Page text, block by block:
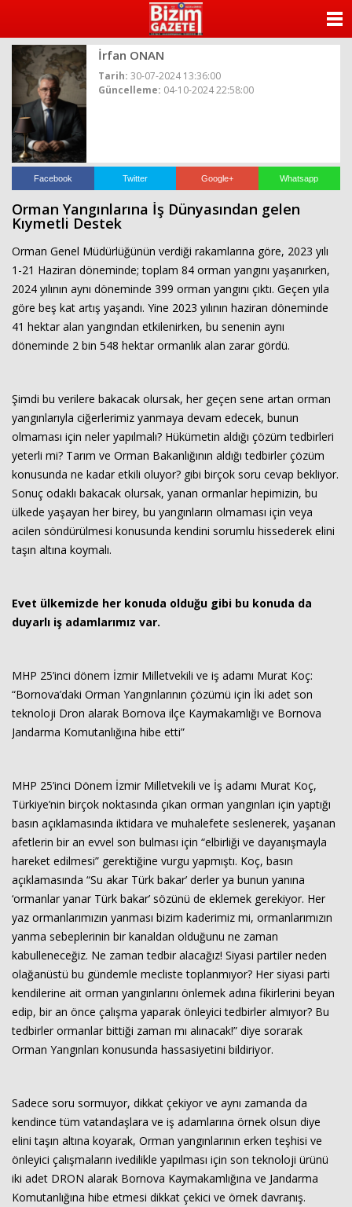
İrfan ONAN
Tarih: 30-07-2024 13:36:00
Güncelleme: 04-10-2024 22:58:00
Facebook Twitter Google+ Whatsapp
Orman Yangınlarına İş Dünyasından gelen
Kıymetli Destek
Orman Genel Müdürlüğünün verdiği rakamlarına göre, 2023 yılı
1-21 Haziran döneminde; toplam 84 orman yangını yaşanırken,
2024 yılının aynı döneminde 399 orman yangını çıktı. Geçen yıla
göre beş kat artış yaşandı. Yine 2023 yılının haziran döneminde
41 hektar alan yangından etkilenirken, bu senenin aynı
döneminde 2 bin 548 hektar ormanlık alan zarar gördü.
Şimdi bu verilere bakacak olursak, her geçen sene artan orman
yangınlarıyla ciğerlerimiz yanmaya devam edecek, bunun
olmaması için neler yapılmalı? Hükümetin aldığı çözüm tedbirleri
yeterli mi? Tarım ve Orman Bakanlığının aldığı tedbirler çözüm
konusunda ne kadar etkili oluyor? gibi birçok soru cevap bekliyor.
Sonuç odaklı bakacak olursak, yanan ormanlar hepimizin, bu
ülkede yaşayan her birey, bu yangınların olmaması için veya
acilen söndürülmesi konusunda kendini sorumlu hissederek elini
taşın altına koymalı.
Evet ülkemizde her konuda olduğu gibi bu konuda da
duyarlı iş adamlarımız var.
MHP 25’inci dönem İzmir Milletvekili ve iş adamı Murat Koç:
“Bornova’daki Orman Yangınlarının çözümü için İki adet son
teknoloji Dron alarak Bornova ilçe Kaymakamlığı ve Bornova
Jandarma Komutanlığına hibe etti”
MHP 25’inci Dönem İzmir Milletvekili ve İş adamı Murat Koç,
Türkiye’nin birçok noktasında çıkan orman yangınları için yaptığı
basın açıklamasında iktidara ve muhalefete seslenerek, yaşanan
afetlerin bir an evvel son bulması için “elbirliği ve dayanışmayla
hareket edilmesi” gerektiğine vurgu yapmıştı. Koç, basın
açıklamasında “Su akar Türk bakar’ derler ya bunun yanına
‘ormanlar yanar Türk bakar’ sözünü de eklemek gerekiyor. Her
yaz ormanlarımızın yanması bizim kaderimiz mi, ormanlarımızın
yanma sebeplerinin bir kanaldan olduğunu ne zaman
kabulleneceğiz. Ne zaman tedbir alacağız! Siyasi partiler neden
olağanüstü bu gündemle mecliste toplanmıyor? Her siyasi parti
kendilerine ait orman yangınlarını önlemek adına fikirlerini beyan
edip, bir an önce çalışma yaparak önleyici tedbirler almıyor? Bu
tedbirler ormanlar bittiği zaman mı alınacak!” diye sorarak
Orman Yangınları konusunda hassasiyetini bildiriyor.
Sadece soru sormuyor, dikkat çekiyor ve aynı zamanda da
kendince tüm vatandaşlara ve iş adamlarına örnek olsun diye
elini taşın altına koyarak, Orman yangınlarının erken teşhisi ve
önleyici çalışmaların ivedilikle yapılması için son teknoloji ürünü
iki adet DRON alarak Bornova Kaymakamlığına ve Jandarma
Komutanlığına hibe etmesi dikkat çekici ve örnek davranış.
YAZARLAR
VİDEO GALERİ
KÜNYE
İLETİŞİM
Haberin Doğru Adresi.